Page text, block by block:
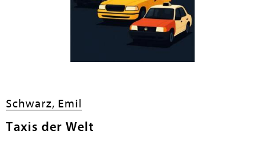
Schwarz, Emil
Taxis der Welt